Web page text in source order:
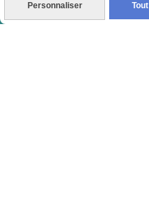
Personnaliser